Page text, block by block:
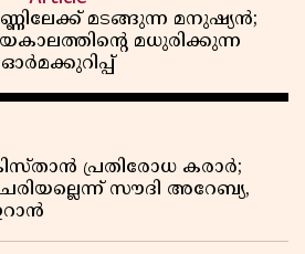
മടങ്ങുന്ന മനുഷ്യൻ;
മധുരിക്കുന്ന
ഓർമക്കുറിപ്പ്
പ്രതിരോധ കരാർ;
സൗദി അറേബ്യ,